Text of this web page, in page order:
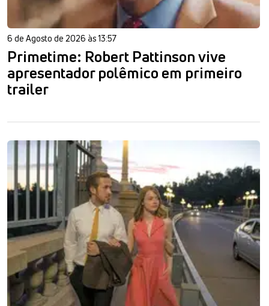
6 de Agosto de 2026 às 13:57
Primetime: Robert Pattinson vive
apresentador polêmico em primeiro
trailer